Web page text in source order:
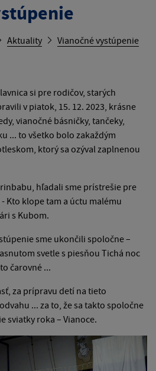
Aktuality Vianočné vystúpenie
si pre rodičov, starých
v piatok, 15. 12. 2023, krásne
vianočné básničky, tančeky,
... to všetko bolo zakaždým
ktorý sa ozýval zaplnenou
hľadali sme prístrešie pre
Kto klope tam a úctu malému
s Kubom.
sme ukončili spoločne –
svetle s piesňou Tichá noc
čarovné ...
za prípravu detí na tieto
... za to, že sa takto spoločne
sviatky roka – Vianoce.